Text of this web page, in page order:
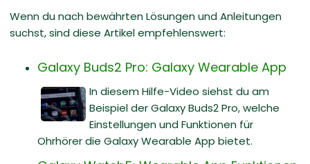
Wenn du nach bewährten Lösungen und Anleitungen
suchst, sind diese Artikel empfehlenswert:
Galaxy Buds2 Pro: Galaxy Wearable App
In diesem Hilfe-Video siehst du am
Beispiel der Galaxy Buds2 Pro, welche
Einstellungen und Funktionen für
Ohrhörer die Galaxy Wearable App bietet.